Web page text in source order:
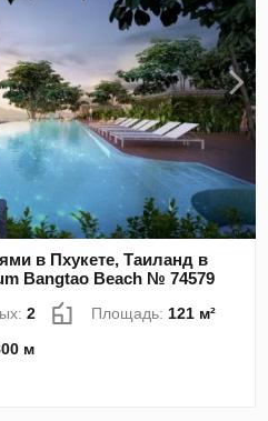
в Пхукете, Таиланд в
Bangtao Beach № 74579
2 Площадь: 121 м²
м